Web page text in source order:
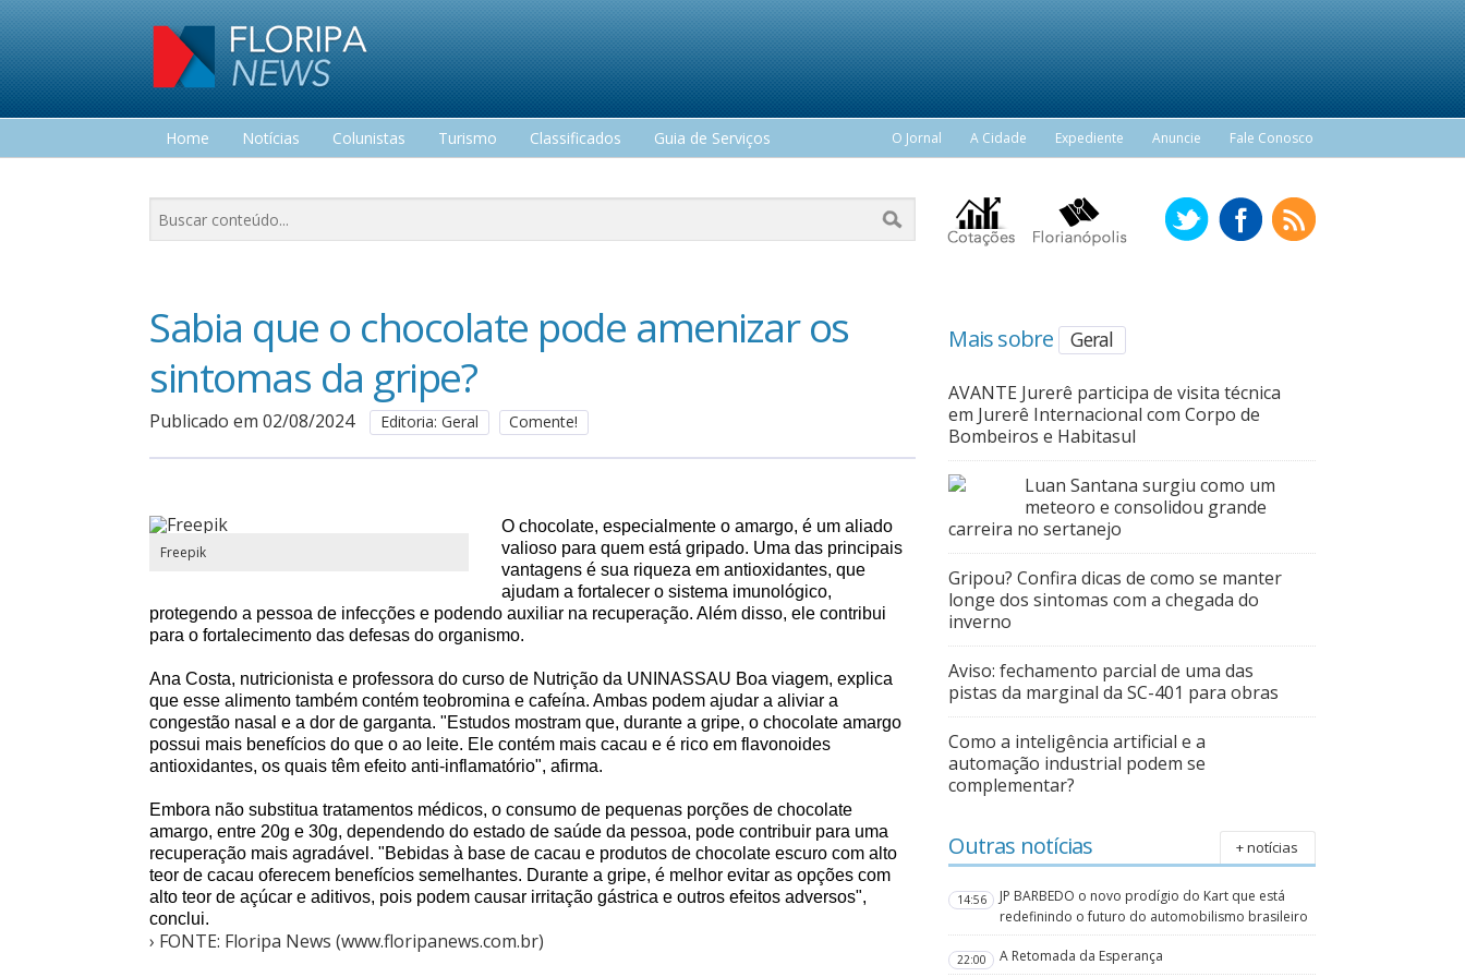
Home Notícias Colunistas Turismo Classificados
Guia de Serviços
O Jornal A Cidade Expediente Anuncie Fale Conosco
Sabia que o chocolate pode amenizar os
sintomas da gripe?
Publicado em 02/08/2024 Editoria: Geral Comente!
Freepik
O chocolate, especialmente o amargo, é um aliado
valioso para quem está gripado. Uma das principais
vantagens é sua riqueza em antioxidantes, que
ajudam a fortalecer o sistema imunológico,
protegendo a pessoa de infecções e podendo auxiliar na recuperação. Além disso, ele contribui
para o fortalecimento das defesas do organismo.
Ana Costa, nutricionista e professora do curso de Nutrição da UNINASSAU Boa viagem, explica
que esse alimento também contém teobromina e cafeína. Ambas podem ajudar a aliviar a
congestão nasal e a dor de garganta. "Estudos mostram que, durante a gripe, o chocolate amargo
possui mais benefícios do que o ao leite. Ele contém mais cacau e é rico em flavonoides
antioxidantes, os quais têm efeito anti-inflamatório", afirma.
Embora não substitua tratamentos médicos, o consumo de pequenas porções de chocolate
amargo, entre 20g e 30g, dependendo do estado de saúde da pessoa, pode contribuir para uma
recuperação mais agradável. "Bebidas à base de cacau e produtos de chocolate escuro com alto
teor de cacau oferecem benefícios semelhantes. Durante a gripe, é melhor evitar as opções com
alto teor de açúcar e aditivos, pois podem causar irritação gástrica e outros efeitos adversos",
conclui.
› FONTE: Floripa News (www.floripanews.com.br)
Mais sobre Geral
AVANTE Jurerê participa de visita técnica
em Jurerê Internacional com Corpo de
Bombeiros e Habitasul
Luan Santana surgiu como um
meteoro e consolidou grande
carreira no sertanejo
Gripou? Confira dicas de como se manter
longe dos sintomas com a chegada do
inverno
Aviso: fechamento parcial de uma das
pistas da marginal da SC-401 para obras
Como a inteligência artificial e a
automação industrial podem se
complementar?
Outras notícias + notícias
14:56
JP BARBEDO o novo prodígio do Kart que está
redefinindo o futuro do automobilismo brasileiro
22:00 A Retomada da Esperança